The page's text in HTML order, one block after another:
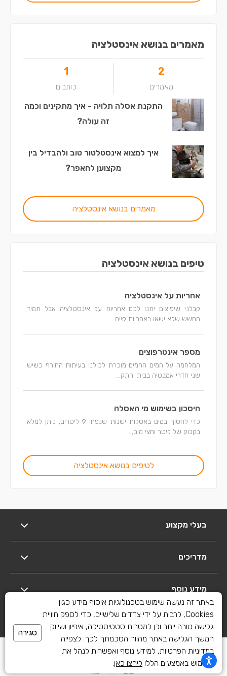
מאמרים בנושא אינסטלציה
2
מאמרים
1
כותבים
התקנת אסלה תלויה - איך מתקינים וכמה
זה עולה?
איך למצוא אינסטלטור טוב ולהבדיל בין
מקצוען לחאפר?
מאמרים בנושא אינסטלציה
טיפים בנושא אינסטלציה
אחריות על אינסטלציה
קבלני שיפוצים יתנו לכם אחריות על אינסטלציה אבל תמיד
החשש שלא ישאו באחריות קיים....
מספר אינטרפוצים
המלחמה על המים החמים מוכרת לכולנו בעיתות החורף כשיש
שני חדרי אמבטיה בבית. התק...
חיסכון בשימוש מי האסלה
כדי לחסוך במים באסלות ישנות שנפחן 9 ליטרים, ניתן למלא
בקבוק של ליטר וחצי מים,...
לטיפים בנושא אינסטלציה
בעלי מקצוע
מדריכים
מידע נוסף
יצירת קשר
כל הזכויות שמורות לשיפוצים פלוס 2010-2026
באתר זה נעשה שימוש בטכנולוגיות איסוף מידע כגון
Cookies, לרבות על ידי צדדים שלישיים, כדי לספק חוויית
גלישה טובה יותר וכן למטרות סטטיסטיקה, איפיון ושיווק.
המשך הגלישה באתר מהווה הסכמתך לכך. לצפייה
במדיניות הפרטיות, למידע נוסף ואפשרות לנהל את
השימוש באמצעים הללו ליחצו כאן.
סגירה